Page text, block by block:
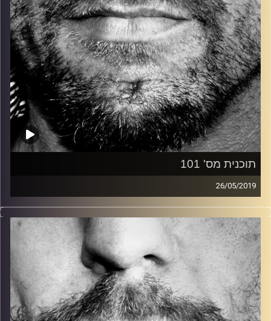
תוכנית מס' 101
26/05/2019
זיפים, מוזיקה מחוספסת של הופעות חיות. הרבה ג'אם, רוק,
בלוז, bluegrass, ג'אז, Fאנק, פרוגרסיב ואפילו אלקטרוניקה.
כל מה שחי, אמיתי ונושם.
עם שמוליק רגב.
קרדיט תמונות: David Goehring